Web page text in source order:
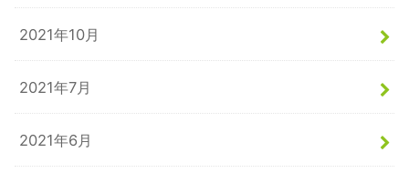
2021年10月
2021年7月
2021年6月